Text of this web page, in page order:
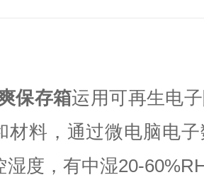
保存箱运用可再生电
材料，通过微电脑电
湿度，有中湿20-